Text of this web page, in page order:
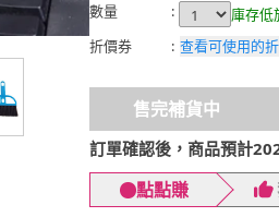
數量 :
庫存低
折價券
: 查看可使用的
售完補貨中
訂單確認後，商品預計
點點賺